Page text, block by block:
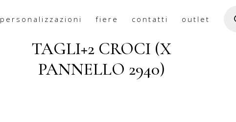
personalizzazioni fiere contatti outlet
ANIMA GOMMA NERA 2
TAGLI+2 CROCI (X
PANNELLO 2940)